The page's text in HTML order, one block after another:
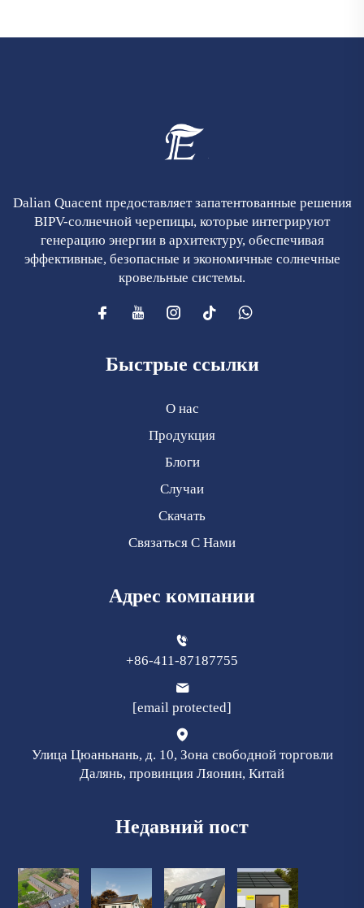
Dalian Quacent предоставляет запатентованные решения
BIPV-солнечной черепицы, которые интегрируют
генерацию энергии в архитектуру, обеспечивая
эффективные, безопасные и экономичные солнечные
кровельные системы.
Быстрые ссылки
О нас
Продукция
Блоги
Случаи
Скачать
Связаться С Нами
Адрес компании
+86-411-87187755
[email protected]
Улица Цюаньнань, д. 10, Зона свободной торговли
Далянь, провинция Ляонин, Китай
Недавний пост